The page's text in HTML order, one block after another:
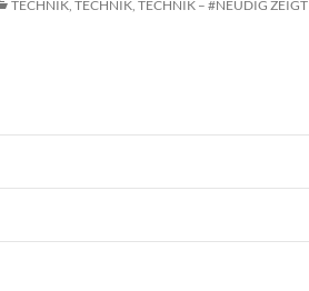
TECHNIK, TECHNIK, TECHNIK – #NEUDIG ZEIGT